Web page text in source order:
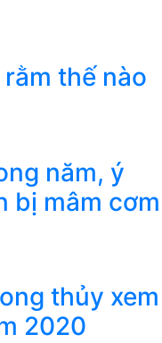
thế nào
năm, ý
bị mâm cơm
thủy xem
2020